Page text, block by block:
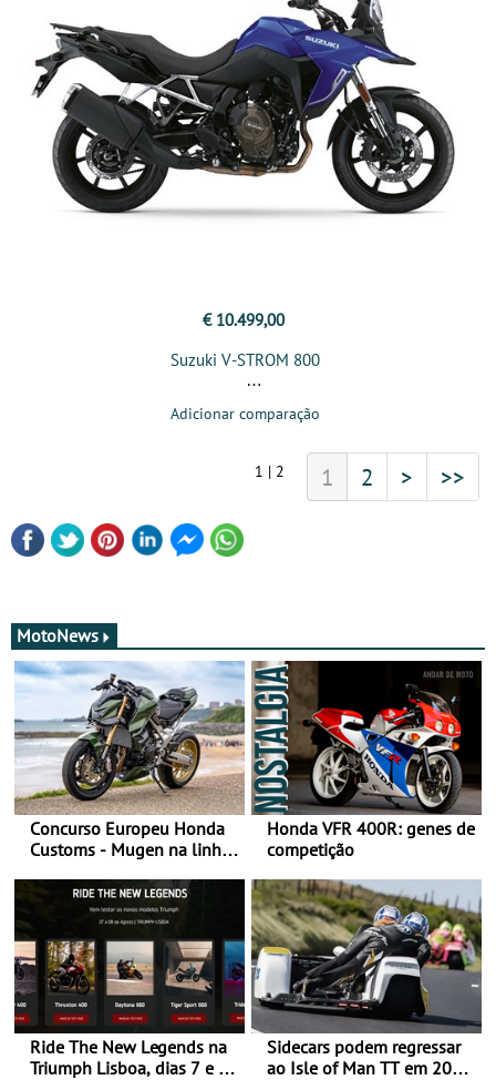
€ 10.499,00
Suzuki V-STROM 800
Adicionar comparação
1 | 2 1 2 > >>
MotoNews
Concurso Europeu Honda
Customs - Mugen na linha
ganhar
Honda VFR 400R: genes de
competição
Ride The New Legends na
Triumph Lisboa, dias 7 e 8
Sidecars podem regressar
ao Isle of Man TT em 2027